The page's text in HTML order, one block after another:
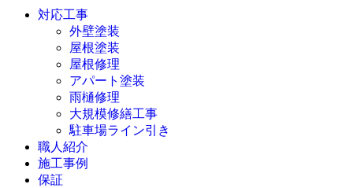
対応工事
外壁塗装
屋根塗装
屋根修理
アパート塗装
雨樋修理
大規模修繕工事
駐車場ライン引き
職人紹介
施工事例
保証